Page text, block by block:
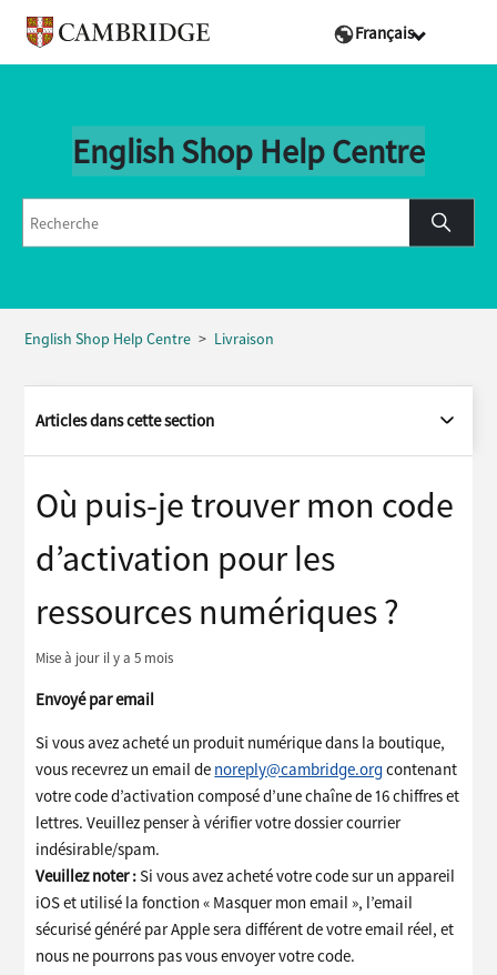
Français
English Shop Help Centre
English Shop Help Centre Livraison
Articles dans cette section
Où puis-je trouver mon code
d’activation pour les
ressources numériques ?
Mise à jour il y a 5 mois
Envoyé par email
Si vous avez acheté un produit numérique dans la boutique,
vous recevrez un email de noreply@cambridge.orgcontenant
votre code d’activation composé d’une chaîne de 16 chiffres et
lettres. Veuillez penser à vérifier votre dossier courrier
indésirable/spam.
Veuillez noter :Si vous avez acheté votre code sur un appareil
iOS et utilisé la fonction « Masquer mon email », l’email
sécurisé généré par Apple sera différent de votre email réel, et
nous ne pourrons pas vous envoyer votre code.